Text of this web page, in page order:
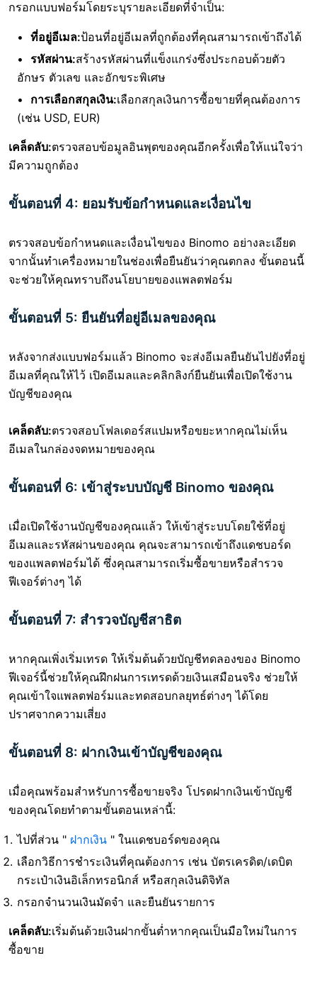
กรอกแบบฟอร์มโดยระบุรายละเอียดที่จำเป็น:
ที่อยู่อีเมล:ป้อนที่อยู่อีเมลที่ถูกต้องที่คุณสามารถเข้าถึงได้
รหัสผ่าน:สร้างรหัสผ่านที่แข็งแกร่งซึ่งประกอบด้วยตัว
อักษร ตัวเลข และอักขระพิเศษ
การเลือกสกุลเงิน:เลือกสกุลเงินการซื้อขายที่คุณต้องการ
(เช่น USD, EUR)
เคล็ดลับ:ตรวจสอบข้อมูลอินพุตของคุณอีกครั้งเพื่อให้แน่ใจว่า
มีความถูกต้อง
ขั้นตอนที่ 4: ยอมรับข้อกำหนดและเงื่อนไข
ตรวจสอบข้อกำหนดและเงื่อนไขของ Binomo อย่างละเอียด
จากนั้นทำเครื่องหมายในช่องเพื่อยืนยันว่าคุณตกลง ขั้นตอนนี้
จะช่วยให้คุณทราบถึงนโยบายของแพลตฟอร์ม
ขั้นตอนที่ 5: ยืนยันที่อยู่อีเมลของคุณ
หลังจากส่งแบบฟอร์มแล้ว Binomo จะส่งอีเมลยืนยันไปยังที่อยู่
อีเมลที่คุณให้ไว้ เปิดอีเมลและคลิกลิงก์ยืนยันเพื่อเปิดใช้งาน
บัญชีของคุณ
เคล็ดลับ:ตรวจสอบโฟลเดอร์สแปมหรือขยะหากคุณไม่เห็น
อีเมลในกล่องจดหมายของคุณ
ขั้นตอนที่ 6: เข้าสู่ระบบบัญชี Binomo ของคุณ
เมื่อเปิดใช้งานบัญชีของคุณแล้ว ให้เข้าสู่ระบบโดยใช้ที่อยู่
อีเมลและรหัสผ่านของคุณ คุณจะสามารถเข้าถึงแดชบอร์ด
ของแพลตฟอร์มได้ ซึ่งคุณสามารถเริ่มซื้อขายหรือสำรวจ
ฟีเจอร์ต่างๆ ได้
ขั้นตอนที่ 7: สำรวจบัญชีสาธิต
หากคุณเพิ่งเริ่มเทรด ให้เริ่มต้นด้วยบัญชีทดลองของ Binomo
ฟีเจอร์นี้ช่วยให้คุณฝึกฝนการเทรดด้วยเงินเสมือนจริง ช่วยให้
คุณเข้าใจแพลตฟอร์มและทดสอบกลยุทธ์ต่างๆ ได้โดย
ปราศจากความเสี่ยง
ขั้นตอนที่ 8: ฝากเงินเข้าบัญชีของคุณ
เมื่อคุณพร้อมสำหรับการซื้อขายจริง โปรดฝากเงินเข้าบัญชี
ของคุณโดยทำตามขั้นตอนเหล่านี้:
ไปที่ส่วน " ฝากเงิน " ในแดชบอร์ดของคุณ
เลือกวิธีการชำระเงินที่คุณต้องการ เช่น บัตรเครดิต/เดบิต
กระเป๋าเงินอิเล็กทรอนิกส์ หรือสกุลเงินดิจิทัล
กรอกจำนวนเงินมัดจำ และยืนยันรายการ
เคล็ดลับ:เริ่มต้นด้วยเงินฝากขั้นต่ำหากคุณเป็นมือใหม่ในการ
ซื้อขาย